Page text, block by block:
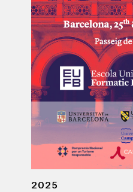
2025